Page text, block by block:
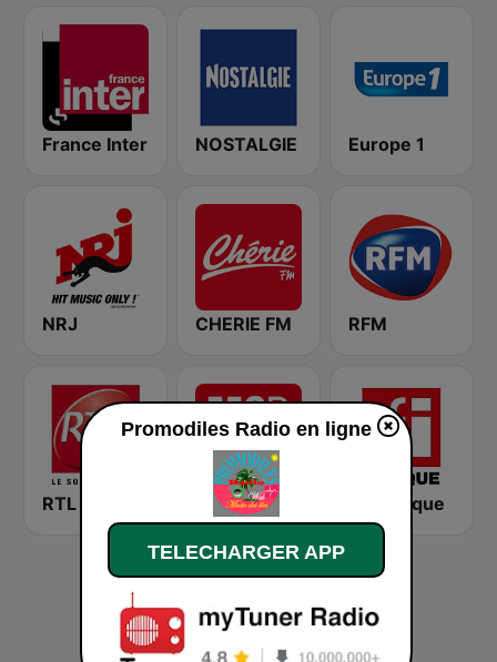
France Inter NOSTALGIE Europe 1
NRJ CHERIE FM RFM
RTL 2 RFI Afrique
Promodiles Radio en ligne
TELECHARGER APP